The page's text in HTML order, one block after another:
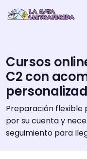
Cursos
C2 con
Preparación flexible
por su cuenta y
seguimiento para